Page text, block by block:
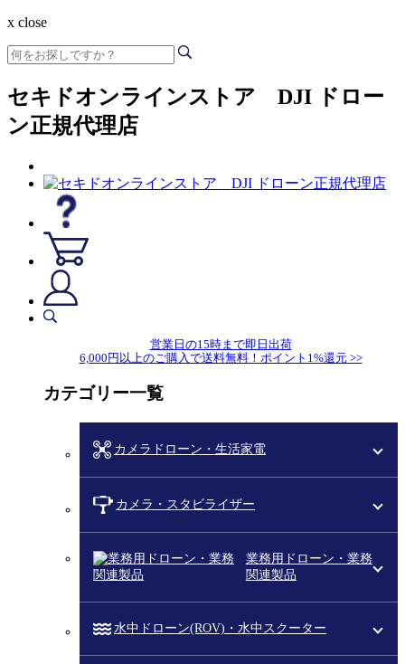
x close
セキドオンラインストア DJI ドロー
ン正規代理店
営業日の15時まで即日出荷
6,000円以上のご購入で送料無料！ポイント1%還元 >>
カテゴリー一覧
カメラドローン・生活家電
カメラ・スタビライザー
業務用ドローン・業務
関連製品
水中ドローン(ROV)・水中スクーター